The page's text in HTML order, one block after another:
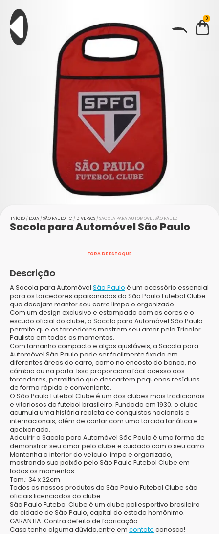
0
INÍCIO / LOJA /SÃO PAULO FC / DIVERSOS / SACOLA PARA AUTOMÓVEL SÃO PAULO
Sacola para Automóvel São Paulo
FORA DE ESTOQUE
Descrição
A Sacola para Automóvel São Paulo é um acessório essencial
para os torcedores apaixonados do São Paulo Futebol Clube
que desejam manter seu carro limpo e organizado.
Com um design exclusivo e estampado com as cores e o
escudo oficial do clube, a Sacola para Automóvel São Paulo
permite que os torcedores mostrem seu amor pelo Tricolor
Paulista em todos os momentos.
Com tamanho compacto e alças ajustáveis, a Sacola para
Automóvel São Paulo pode ser facilmente fixada em
diferentes áreas do carro, como no encosto do banco, no
câmbio ou na porta. Isso proporciona fácil acesso aos
torcedores, permitindo que descartem pequenos resíduos
de forma rápida e conveniente.
O São Paulo Futebol Clube é um dos clubes mais tradicionais
e vitoriosos do futebol brasileiro. Fundado em 1930, o clube
acumula uma história repleta de conquistas nacionais e
internacionais, além de contar com uma torcida fanática e
apaixonada.
Adquirir a Sacola para Automóvel São Paulo é uma forma de
demonstrar seu amor pelo clube e cuidado com o seu carro.
Mantenha o interior do veículo limpo e organizado,
mostrando sua paixão pelo São Paulo Futebol Clube em
todos os momentos.
Tam.: 34 x 22cm
Todos os nossos produtos do São Paulo Futebol Clube são
oficiais licenciados do clube.
São Paulo Futebol Clube é um clube poliesportivo brasileiro
da cidade de São Paulo, capital do estado homônimo.
GARANTIA: Contra defeito de fabricação
Caso tenha alguma dúvida,entre em contato conosco!